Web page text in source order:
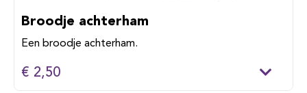
Broodje achterham
Een broodje achterham.
€ 2,50